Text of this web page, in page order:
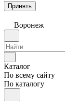
Принять
Воронеж
Каталог
По всему сайту
По каталогу